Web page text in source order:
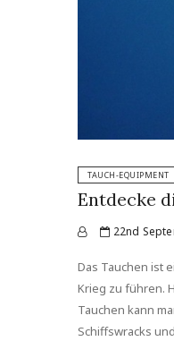
TAUCH-EQUIPMENT
Entdecke
22nd
Das Tauchen ist
Krieg zu führen.
Tauchen kann
Schiffswracks